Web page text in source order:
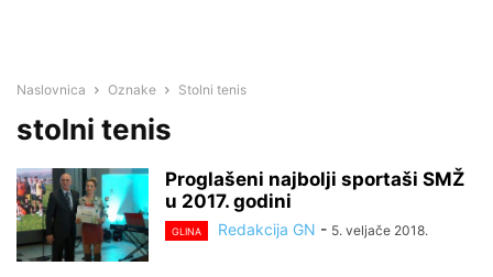
Naslovnica Oznake Stolni tenis
stolni tenis
Proglašeni najbolji sportaši SMŽ
u 2017. godini
GLINA Redakcija GN - 5. veljače 2018.